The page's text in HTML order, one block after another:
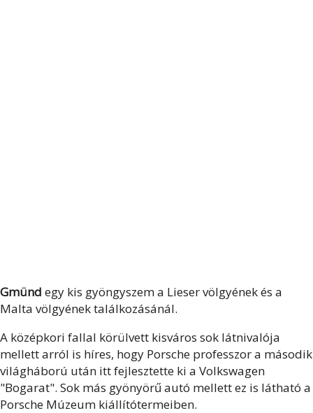
Gmünd egy kis gyöngyszem a Lieser völgyének és a
Malta völgyének találkozásánál.
A középkori fallal körülvett kisváros sok látnivalója
mellett arról is híres, hogy Porsche professzor a második
világháború után itt fejlesztette ki a Volkswagen
"Bogarat". Sok más gyönyörű autó mellett ez is látható a
Porsche Múzeum kiállítótermeiben.